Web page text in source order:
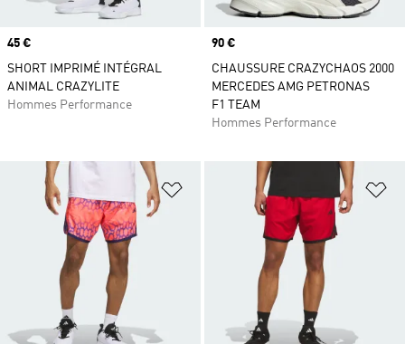
Prix
45 €
SHORT IMPRIMÉ INTÉGRAL
ANIMAL CRAZYLITE
Hommes Performance
Prix
90 €
CHAUSSURE CRAZYCHAOS 2000
MERCEDES AMG PETRONAS
F1 TEAM
Hommes Performance
Ajouter à la Liste de produits